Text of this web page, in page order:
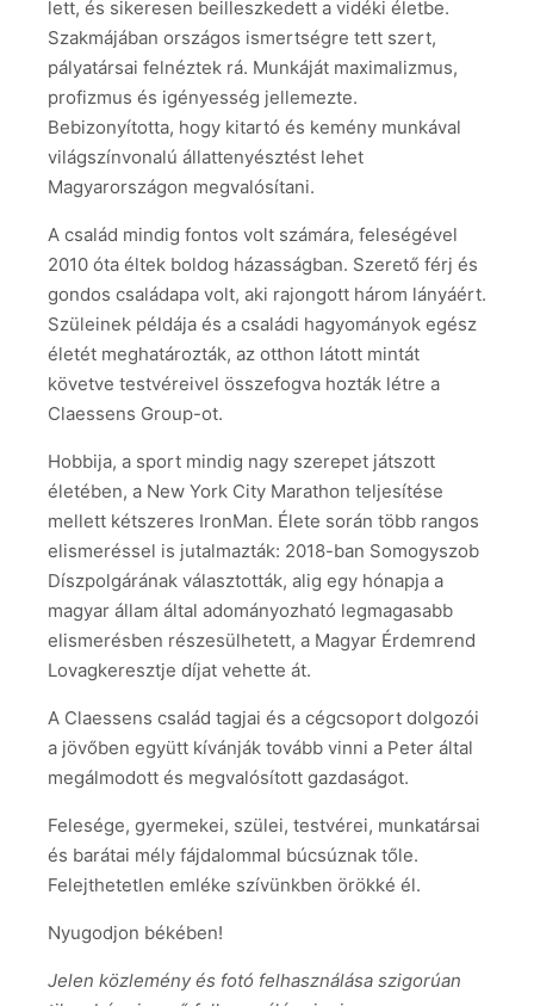
lett, és sikeresen beilleszkedett a vidéki életbe.
Szakmájában országos ismertségre tett szert,
pályatársai felnéztek rá. Munkáját maximalizmus,
profizmus és igényesség jellemezte.
Bebizonyította, hogy kitartó és kemény munkával
világszínvonalú állattenyésztést lehet
Magyarországon megvalósítani.
A család mindig fontos volt számára, feleségével
2010 óta éltek boldog házasságban. Szerető férj és
gondos családapa volt, aki rajongott három lányáért.
Szüleinek példája és a családi hagyományok egész
életét meghatározták, az otthon látott mintát
követve testvéreivel összefogva hozták létre a
Claessens Group-ot.
Hobbija, a sport mindig nagy szerepet játszott
életében, a New York City Marathon teljesítése
mellett kétszeres IronMan. Élete során több rangos
elismeréssel is jutalmazták: 2018-ban Somogyszob
Díszpolgárának választották, alig egy hónapja a
magyar állam által adományozható legmagasabb
elismerésben részesülhetett, a Magyar Érdemrend
Lovagkeresztje díjat vehette át.
A Claessens család tagjai és a cégcsoport dolgozói
a jövőben együtt kívánják tovább vinni a Peter által
megálmodott és megvalósított gazdaságot.
Felesége, gyermekei, szülei, testvérei, munkatársai
és barátai mély fájdalommal búcsúznak tőle.
Felejthetetlen emléke szívünkben örökké él.
Nyugodjon békében!
Jelen közlemény és fotó felhasználása szigorúan